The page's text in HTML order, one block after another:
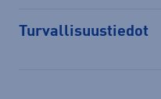
Turvallisuustiedot